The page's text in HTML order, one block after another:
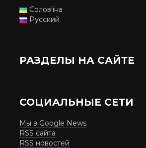
Солов'їна
Русский
РАЗДЕЛЫ НА САЙТЕ
СОЦИАЛЬНЫЕ СЕТИ
Мы в Google News
RSS сайта
RSS новостей